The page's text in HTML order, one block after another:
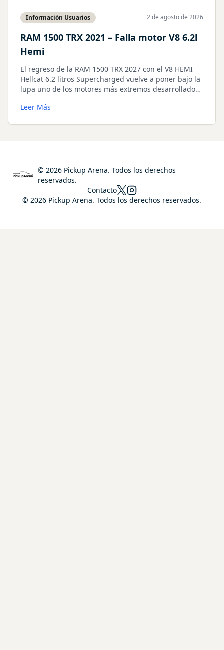
Información Usuarios 2 de agosto de 2026
RAM 1500 TRX 2021 – Falla motor V8 6.2l
Hemi
El regreso de la RAM 1500 TRX 2027 con el V8 HEMI
Hellcat 6.2 litros Supercharged vuelve a poner bajo la
lupa uno de los motores más extremos desarrollados
analizamos uno de los casos más conocidos de
provocando una falla catastrófica del conjunto móvil y
prevista por el fabricante.
Leer Más
© 2026 Pickup Arena. Todos los derechos
reservados.
Contacto
© 2026 Pickup Arena. Todos los derechos reservados.